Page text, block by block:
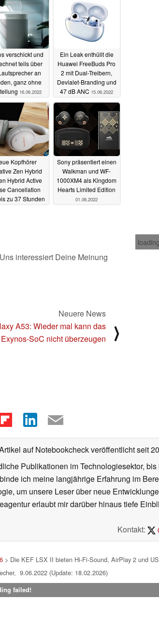
verschickt und
teils über
an
ganz ohne
16.06.2022
Ein Leak enthüllt die
Huawei FreeBuds Pro
2 mit Dual-Treibern,
Devialet-Branding und
47 dB ANC 15.06.2022
Kopfhörer
Zen Hybrid
Hybrid Active
Cancellation
zu 37 Stunden
Sony präsentiert einen
Walkman und WF-
1000XM4 als Kingdom
Hearts Limited Edition
01.06.2022
interessiert Deine Meinung
Neuere News
A53: Wieder mal kann das
Exynos-SoC nicht überzeugen
⟩
auf Notebookcheck veröffentlichtseit
Publikationen im Technologiesektor,
ich meine langjährige Erfahrung im
um unsere Leser über neue
erlaubt mir darüber hinaus tiefe
Kontakt:
> Die KEF LSX II bieten Hi-Fi-Sound, AirPlay 2 und
9.06.2022 (Update: 18.02.2026)
failed!